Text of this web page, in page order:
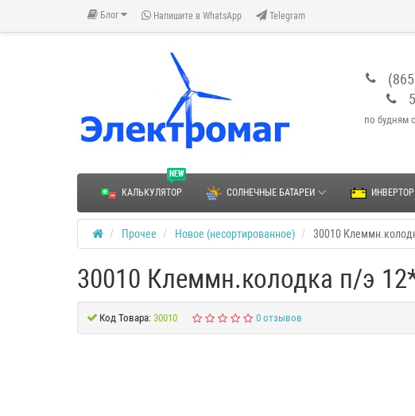
Блог Напишите в WhatsApp Telegram
по будням
NEW
КАЛЬКУЛЯТОР СОЛНЕЧНЫЕ БАТАРЕИ
Прочее Новое (несортированное) 30010
30010 Клеммн.колодка п/э
Код Товара: 30010 0 отзывов